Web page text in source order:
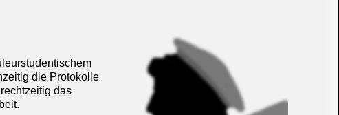
die Protokolle
das